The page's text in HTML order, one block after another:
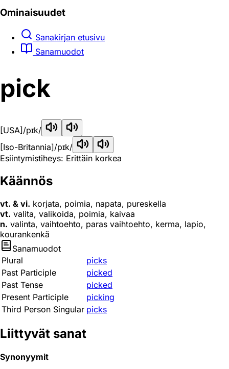
Ominaisuudet
Sanakirjan etusivu
Sanamuodot
pick
[USA] /pɪk/
[Iso-Britannia]/pɪk/
Esiintymistiheys: Erittäin korkea
Käännös
vt. & vi. korjata, poimia, napata, pureskella
vt. valita, valikoida, poimia, kaivaa
n. valinta, vaihtoehto, paras vaihtoehto, kerma, lapio,
kourankenkä
Sanamuodot
Plural
picks
Past Participle
picked
Past Tense
picked
Present Participle
picking
Third Person Singular picks
Liittyvät sanat
Synonyymit